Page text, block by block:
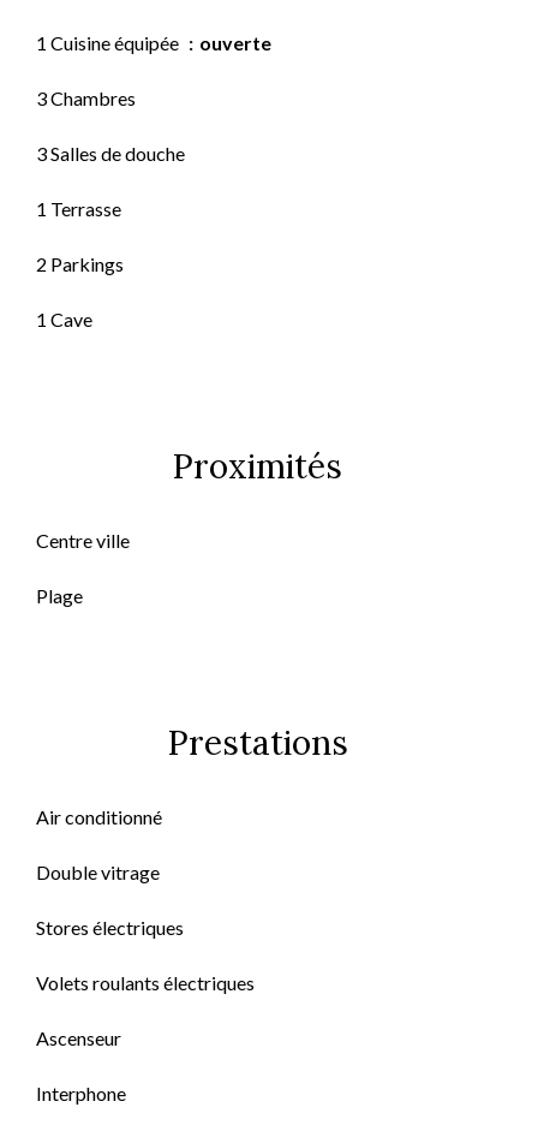
1 Cuisine équipée ouverte
3 Chambres
3 Salles de douche
1 Terrasse
2 Parkings
1 Cave
Proximités
Centre ville
Plage
Prestations
Air conditionné
Double vitrage
Stores électriques
Volets roulants électriques
Ascenseur
Interphone